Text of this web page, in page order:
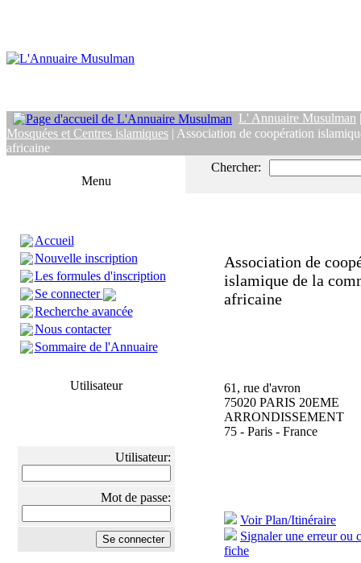
L' Annuaire Musulman
Mosquées et Centres islamiques | Association de coopération
africaine
Menu
Accueil
Nouvelle inscription
Les formules d'inscription
Se connecter
Recherche avancée
Nous contacter
Sommaire de l'Annuaire
Utilisateur
Utilisateur:
Mot de passe:
Chercher:
Association de
islamique de la
africaine
61, rue d'avron
75020 PARIS 20EME
ARRONDISSEMENT
75 - Paris - France
Voir Plan/Itinéraire
Signaler une erreur ou
fiche